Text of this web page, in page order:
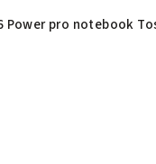
pro notebook